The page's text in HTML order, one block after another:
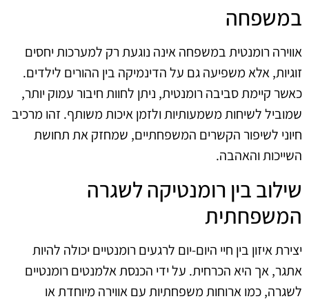
במשפחה
אווירה רומנטית במשפחה אינה נוגעת רק למערכות יחסים
זוגיות, אלא משפיעה גם על הדינמיקה בין ההורים לילדים.
כאשר קיימת סביבה רומנטית, ניתן לחוות חיבור עמוק יותר,
שמוביל לשיחות משמעותיות ולזמן איכות משותף. זהו מרכיב
חיוני לשיפור הקשרים המשפחתיים, שמחזק את תחושת
השייכות והאהבה.
שילוב בין רומנטיקה לשגרה
המשפחתית
יצירת איזון בין חיי היום-יום לרגעים רומנטיים יכולה להיות
אתגר, אך היא הכרחית. על ידי הכנסת אלמנטים רומנטיים
לשגרה, כמו ארוחות משפחתיות עם אווירה מיוחדת או